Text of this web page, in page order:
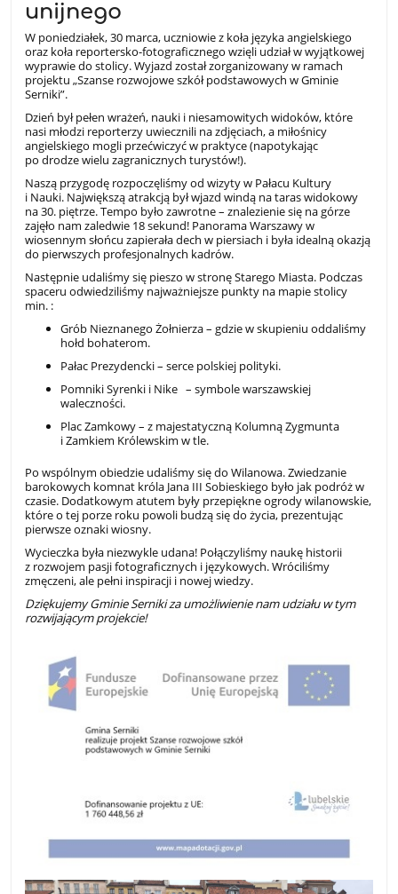
unijnego
W poniedziałek, 30 marca, uczniowie z koła języka angielskiego
oraz koła reportersko-fotograficznego wzięli udział w wyjątkowej
wyprawie do stolicy. Wyjazd został zorganizowany w ramach
projektu „Szanse rozwojowe szkół podstawowych w Gminie
Serniki”.
Dzień był pełen wrażeń, nauki i niesamowitych widoków, które
nasi młodzi reporterzy uwiecznili na zdjęciach, a miłośnicy
angielskiego mogli przećwiczyć w praktyce (napotykając
po drodze wielu zagranicznych turystów!).
Naszą przygodę rozpoczęliśmy od wizyty w Pałacu Kultury
i Nauki. Największą atrakcją był wjazd windą na taras widokowy
na 30. piętrze. Tempo było zawrotne – znalezienie się na górze
zajęło nam zaledwie 18 sekund! Panorama Warszawy w
wiosennym słońcu zapierała dech w piersiach i była idealną okazją
do pierwszych profesjonalnych kadrów.
Następnie udaliśmy się pieszo w stronę Starego Miasta. Podczas
spaceru odwiedziliśmy najważniejsze punkty na mapie stolicy
min. :
Grób Nieznanego Żołnierza – gdzie w skupieniu oddaliśmy
hołd bohaterom.
Pałac Prezydencki – serce polskiej polityki.
Pomniki Syrenki i Nike – symbole warszawskiej
waleczności.
Plac Zamkowy – z majestatyczną Kolumną Zygmunta
i Zamkiem Królewskim w tle.
Po wspólnym obiedzie udaliśmy się do Wilanowa. Zwiedzanie
barokowych komnat króla Jana III Sobieskiego było jak podróż w
czasie. Dodatkowym atutem były przepiękne ogrody wilanowskie,
które o tej porze roku powoli budzą się do życia, prezentując
pierwsze oznaki wiosny.
Wycieczka była niezwykle udana! Połączyliśmy naukę historii
z rozwojem pasji fotograficznych i językowych. Wróciliśmy
zmęczeni, ale pełni inspiracji i nowej wiedzy.
Dziękujemy Gminie Serniki za umożliwienie nam udziału w tym
rozwijającym projekcie!